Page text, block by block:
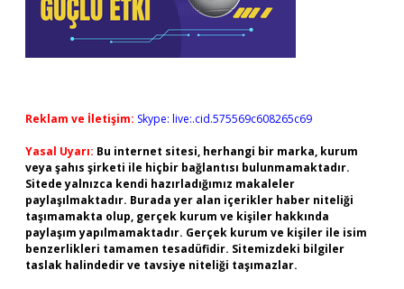
Reklam ve İletişim: Skype: live:.cid.575569c608265c69
Yasal Uyarı: Bu internet sitesi, herhangi bir marka, kurum
veya şahıs şirketi ile hiçbir bağlantısı bulunmamaktadır.
Sitede yalnızca kendi hazırladığımız makaleler
paylaşılmaktadır. Burada yer alan içerikler haber niteliği
taşımamakta olup, gerçek kurum ve kişiler hakkında
paylaşım yapılmamaktadır. Gerçek kurum ve kişiler ile isim
benzerlikleri tamamen tesadüfidir. Sitemizdeki bilgiler
taslak halindedir ve tavsiye niteliği taşımazlar.